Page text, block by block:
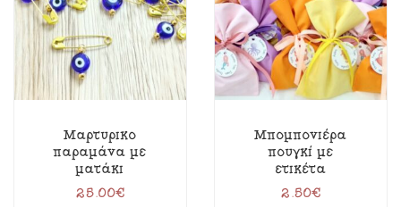
Μαρτυρικό
παραμάνα με
ματάκι
25.00€
Μπομπονιέρα
πουγκί με
ετικέτα
2.50€